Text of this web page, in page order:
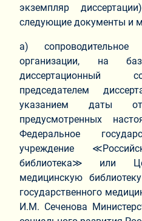
экземпляр
следующие документы и
а)
организации, на
диссертационный
председателем
указанием даты
предусмотренных
Федеральное
учреждение
библиотека≫ или
медицинскую
государственного
И.М. Сеченова